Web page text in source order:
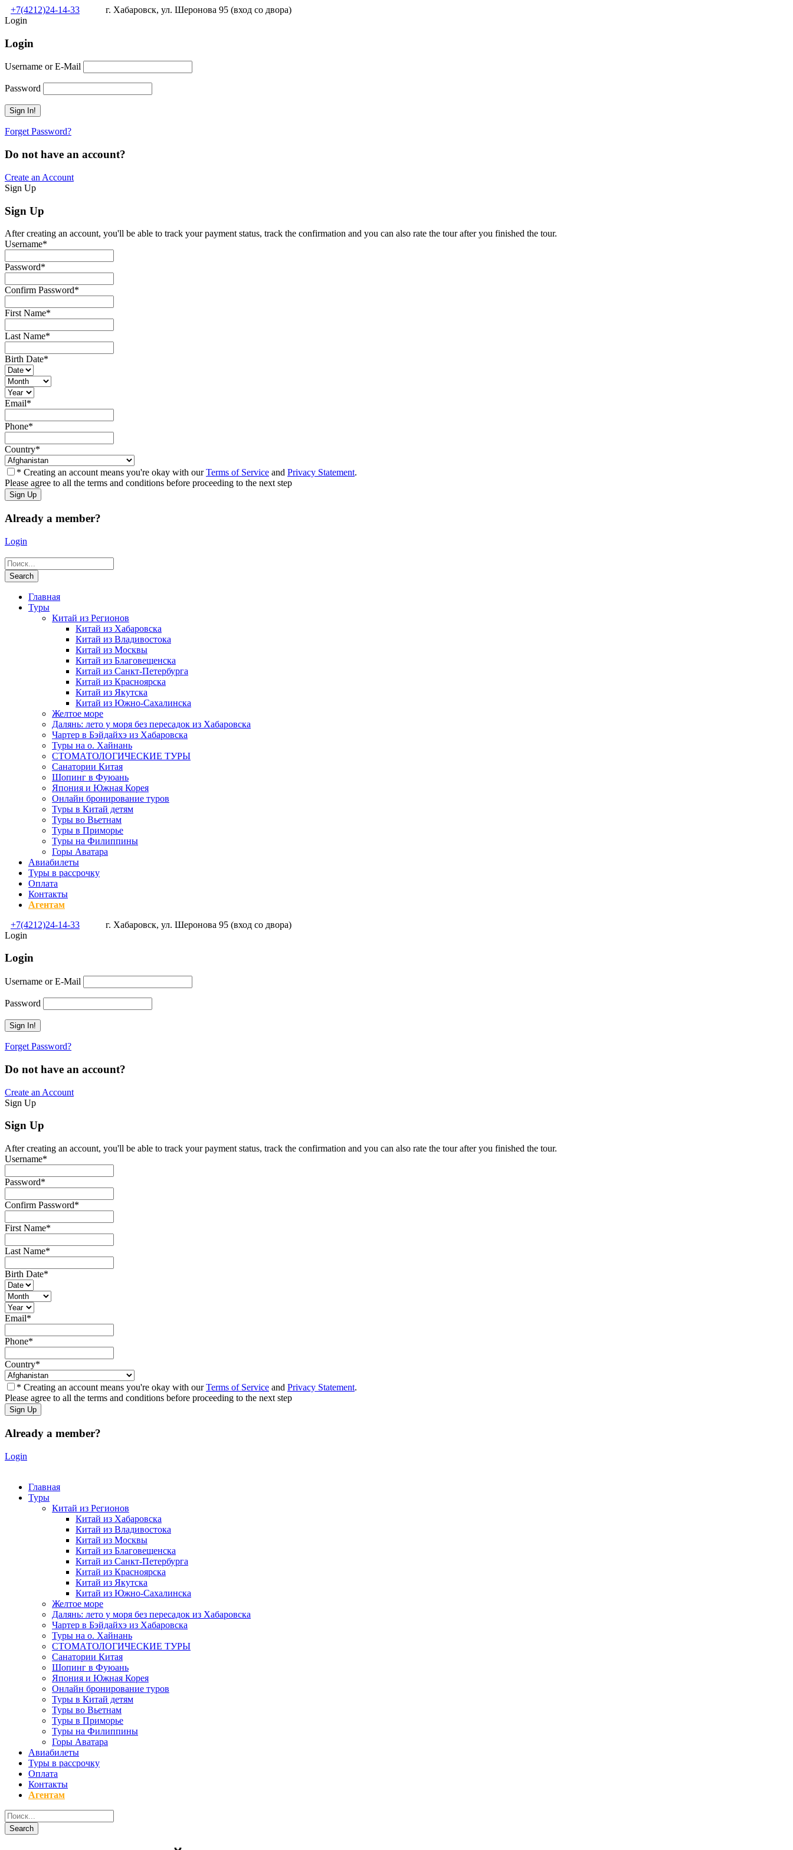
+7(4212)24-14-33
г. Хабаровск, ул. Шеронова 95 (вход со двора)
Login
Login
Username or E-Mail
Password
Forget Password?
Do not have an account?
Create an Account
Sign Up
Sign Up
After creating an account, you'll be able to track your payment status, track the confirmation and you can also rate the tour after you finished the tour.
Username*
Password*
Confirm Password*
First Name*
Last Name*
Birth Date*
Email*
Phone*
Country*
* Creating an account means you're okay with ourTerms of Service and Privacy Statement.
Please agree to all the terms and conditions before proceeding to the next step
Already a member?
Login
Главная
Туры
Китай из Регионов
Китай из Хабаровска
Китай из Владивостока
Китай из Москвы
Китай из Благовещенска
Китай из Санкт-Петербурга
Китай из Красноярска
Китай из Якутска
Китай из Южно-Сахалинска
Желтое море
Далянь: лето у моря без пересадок из Хабаровска
Чартер в Бэйдайхэ из Хабаровска
Туры на о. Хайнань
СТОМАТОЛОГИЧЕСКИЕ ТУРЫ
Санатории Китая
Шопинг в Фуюань
Япония и Южная Корея
Онлайн бронирование туров
Туры в Китай детям
Туры во Вьетнам
Туры в Приморье
Туры на Филиппины
Горы Аватара
Авиабилеты
Туры в рассрочку
Оплата
Контакты
Агентам
+7(4212)24-14-33
г. Хабаровск, ул. Шеронова 95 (вход со двора)
Login
Login
Username or E-Mail
Password
Forget Password?
Do not have an account?
Create an Account
Sign Up
Sign Up
After creating an account, you'll be able to track your payment status, track the confirmation and you can also rate the tour after you finished the tour.
Username*
Password*
Confirm Password*
First Name*
Last Name*
Birth Date*
Email*
Phone*
Country*
* Creating an account means you're okay with ourTerms of Service and Privacy Statement.
Please agree to all the terms and conditions before proceeding to the next step
Already a member?
Login
Главная
Туры
Китай из Регионов
Китай из Хабаровска
Китай из Владивостока
Китай из Москвы
Китай из Благовещенска
Китай из Санкт-Петербурга
Китай из Красноярска
Китай из Якутска
Китай из Южно-Сахалинска
Желтое море
Далянь: лето у моря без пересадок из Хабаровска
Чартер в Бэйдайхэ из Хабаровска
Туры на о. Хайнань
СТОМАТОЛОГИЧЕСКИЕ ТУРЫ
Санатории Китая
Шопинг в Фуюань
Япония и Южная Корея
Онлайн бронирование туров
Туры в Китай детям
Туры во Вьетнам
Туры в Приморье
Туры на Филиппины
Горы Аватара
Авиабилеты
Туры в рассрочку
Оплата
Контакты
Агентам